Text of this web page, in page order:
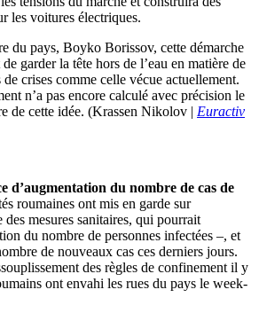
les voitures électriques.
du pays, Boyko Borissov, cette démarche
garder la tête hors de l’eau en matière de
crises comme celle vécue actuellement.
n’a pas encore calculé avec précision le
de cette idée. (Krassen Nikolov | Euractiv
d’augmentation du nombre de cas de
roumaines ont mis en garde sur
mesures sanitaires, qui pourrait
du nombre de personnes infectées –, et
de nouveaux cas ces derniers jours.
des règles de confinement il y
ont envahi les rues du pays le week-